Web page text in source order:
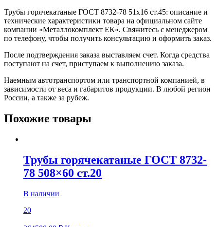
Трубы горячекатаные ГОСТ 8732-78 51x16 ст.45: описание и
технические характеристики товара на официальном сайте
компании «Металлокомплект ЕК». Свяжитесь с менеджером
по телефону, чтобы получить консультацию и оформить заказ.
После подтверждения заказа выставляем счет. Когда средства
поступают на счет, приступаем к выполнению заказа.
Наемным автотранспортом или транспортной компанией, в
зависимости от веса и габаритов продукции. В любой регион
России, а также за рубеж.
Похожие товары
Трубы горячекатаные ГОСТ 8732-
78 508×60 ст.20
В наличии
20